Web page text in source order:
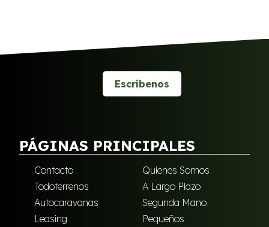
Escríbenos
PÁGINAS PRINCIPALES
Contacto
Quienes Somos
Todoterrenos
A Largo Plazo
Autocaravanas
Segunda Mano
Leasing
Pequeños